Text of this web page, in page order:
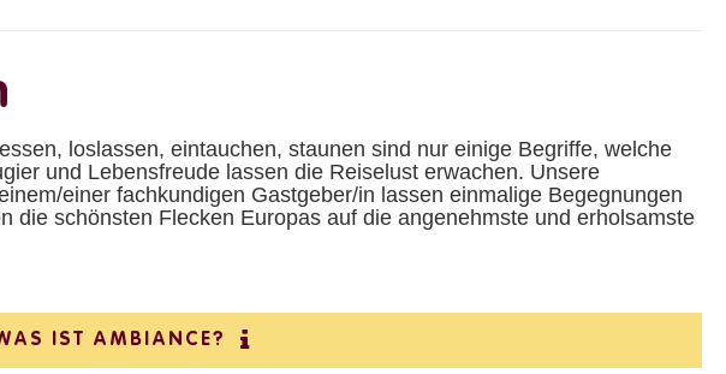
loslassen, eintauchen, staunen sind nur einige Begriffe, welche
und Lebensfreude lassen die Reiselust erwachen. Unsere
einer fachkundigen Gastgeber/in lassen einmalige Begegnungen
die schönsten Flecken Europas auf die angenehmste und erholsamste
IST AMBIANCE?